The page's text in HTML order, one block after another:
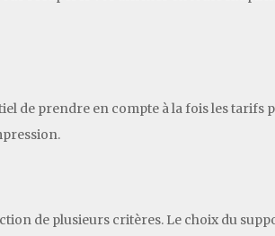
de prendre en compte à la fois les tarifs
de plusieurs critères. Le choix du